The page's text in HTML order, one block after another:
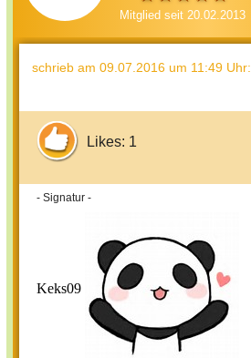
Mitglied seit 20.02.2013
schrieb am 09.07.2016 um 11:49 Uhr:
Likes: 1
- Signatur -
Keks09